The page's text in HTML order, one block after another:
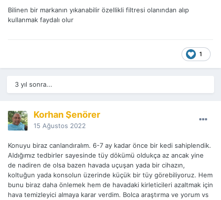
Bilinen bir markanın yıkanabilir özellikli filtresi olanından alıp
kullanmak faydalı olur
1
3 yıl sonra...
Korhan Şenörer
15 Ağustos 2022
Konuyu biraz canlandıralım. 6-7 ay kadar önce bir kedi sahiplendik.
Aldığımız tedbirler sayesinde tüy dökümü oldukça az ancak yine
de nadiren de olsa bazen havada uçuşan yada bir cihazın,
koltuğun yada konsolun üzerinde küçük bir tüy görebiliyoruz. Hem
bunu biraz daha önlemek hem de havadaki kirleticileri azaltmak için
hava temizleyici almaya karar verdim. Bolca araştırma ve yorum vs